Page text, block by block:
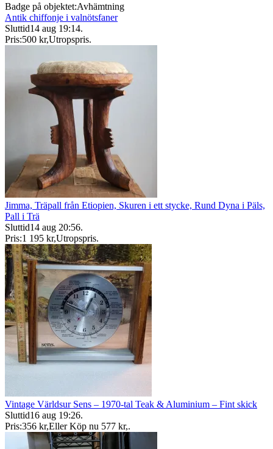
Badge på objektet:Avhämtning
Antik chiffonje i valnötsfaner
Sluttid14 aug 19:14.
Pris:500 kr,Utropspris.
Jimma, Träpall från Etiopien, Skuren i ett stycke, Rund Dyna i Päls,
Pall i Trä
Sluttid14 aug 20:56.
Pris:1 195 kr,Utropspris.
Vintage Världsur Sens – 1970-tal Teak & Aluminium – Fint skick
Sluttid16 aug 19:26.
Pris:356 kr,Eller Köp nu 577 kr,.